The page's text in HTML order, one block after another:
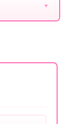
值管道。您獲
▼